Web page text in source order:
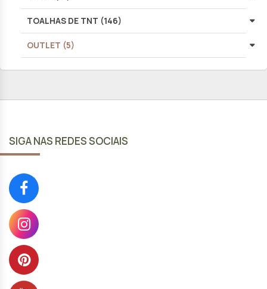
TOALHAS DE TNT (146)
OUTLET (5)
SIGA NAS REDES SOCIAIS